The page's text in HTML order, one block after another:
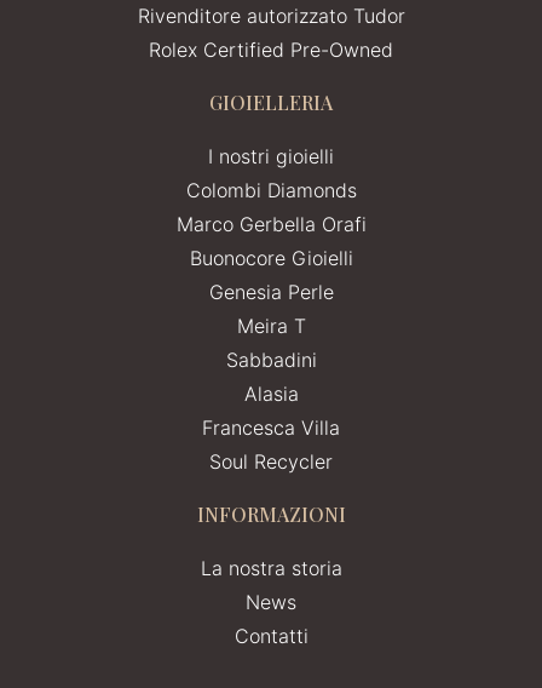
Rivenditore autorizzato Tudor
Rolex Certified Pre-Owned
GIOIELLERIA
I nostri gioielli
Colombi Diamonds
Marco Gerbella Orafi
Buonocore Gioielli
Genesia Perle
Meira T
Sabbadini
Alasia
Francesca Villa
Soul Recycler
INFORMAZIONI
La nostra storia
News
Contatti